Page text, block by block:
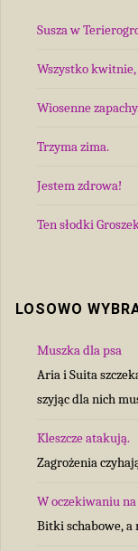
Susza w
Wszystko
Wiosenne
Trzyma zima.
Jestem zdrowa!
Ten słodki
LOSOWO
Muszka dla psa
Aria i Suita
szyjąc dla nich
Kleszcze atakują.
Zagrożenia
W oczekiwaniu
Bitki schabowe, a